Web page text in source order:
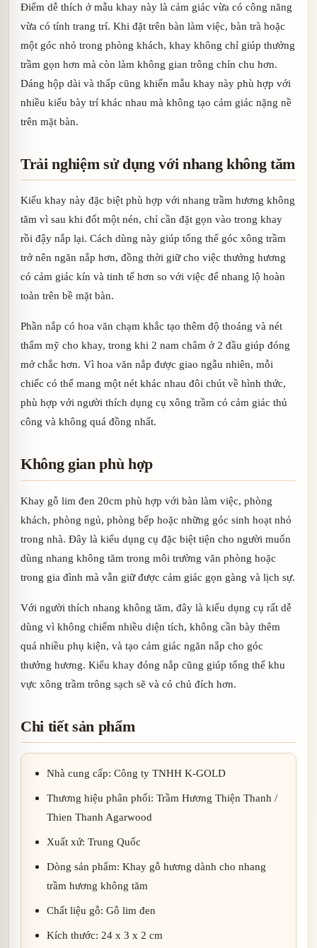
Điểm dễ thích ở mẫu khay này là cảm giác vừa có công năng
vừa có tính trang trí. Khi đặt trên bàn làm việc, bàn trà hoặc
một góc nhỏ trong phòng khách, khay không chỉ giúp thưởng
trầm gọn hơn mà còn làm không gian trông chỉn chu hơn.
Dáng hộp dài và thấp cũng khiến mẫu khay này phù hợp với
nhiều kiểu bày trí khác nhau mà không tạo cảm giác nặng nề
trên mặt bàn.
Trải nghiệm sử dụng với nhang không tăm
Kiểu khay này đặc biệt phù hợp với nhang trầm hương không
tăm vì sau khi đốt một nén, chỉ cần đặt gọn vào trong khay
rồi đậy nắp lại. Cách dùng này giúp tổng thể góc xông trầm
trở nên ngăn nắp hơn, đồng thời giữ cho việc thưởng hương
có cảm giác kín và tinh tế hơn so với việc để nhang lộ hoàn
toàn trên bề mặt bàn.
Phần nắp có hoa văn chạm khắc tạo thêm độ thoáng và nét
thẩm mỹ cho khay, trong khi 2 nam châm ở 2 đầu giúp đóng
mở chắc hơn. Vì hoa văn nắp được giao ngẫu nhiên, mỗi
chiếc có thể mang một nét khác nhau đôi chút về hình thức,
phù hợp với người thích dụng cụ xông trầm có cảm giác thủ
công và không quá đồng nhất.
Không gian phù hợp
Khay gỗ lim đen 20cm phù hợp với bàn làm việc, phòng
khách, phòng ngủ, phòng bếp hoặc những góc sinh hoạt nhỏ
trong nhà. Đây là kiểu dụng cụ đặc biệt tiện cho người muốn
dùng nhang không tăm trong môi trường văn phòng hoặc
trong gia đình mà vẫn giữ được cảm giác gọn gàng và lịch sự.
Với người thích nhang không tăm, đây là kiểu dụng cụ rất dễ
dùng vì không chiếm nhiều diện tích, không cần bày thêm
quá nhiều phụ kiện, và tạo cảm giác ngăn nắp cho góc
thưởng hương. Kiểu khay đóng nắp cũng giúp tổng thể khu
vực xông trầm trông sạch sẽ và có chủ đích hơn.
Chi tiết sản phẩm
Nhà cung cấp: Công ty TNHH K-GOLD
Thương hiệu phân phối: Trầm Hương Thiện Thanh /
Thien Thanh Agarwood
Xuất xứ: Trung Quốc
Dòng sản phẩm: Khay gỗ hương dành cho nhang
trầm hương không tăm
Chất liệu gỗ: Gỗ lim đen
Kích thước: 24 x 3 x 2 cm